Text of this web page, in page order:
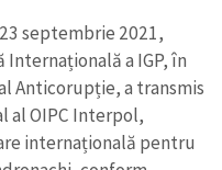
septembrie 2021,
a IGP, în
Anticorupție, a transmis
al OIPC Interpol,
internațională pentru